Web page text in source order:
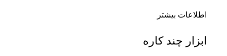
اطلاعات بیشتر
ابزار چند کاره